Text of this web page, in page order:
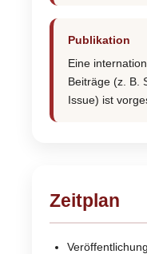
Publikation
Eine
Beiträge (z. B.
Issue) ist
Zeitplan